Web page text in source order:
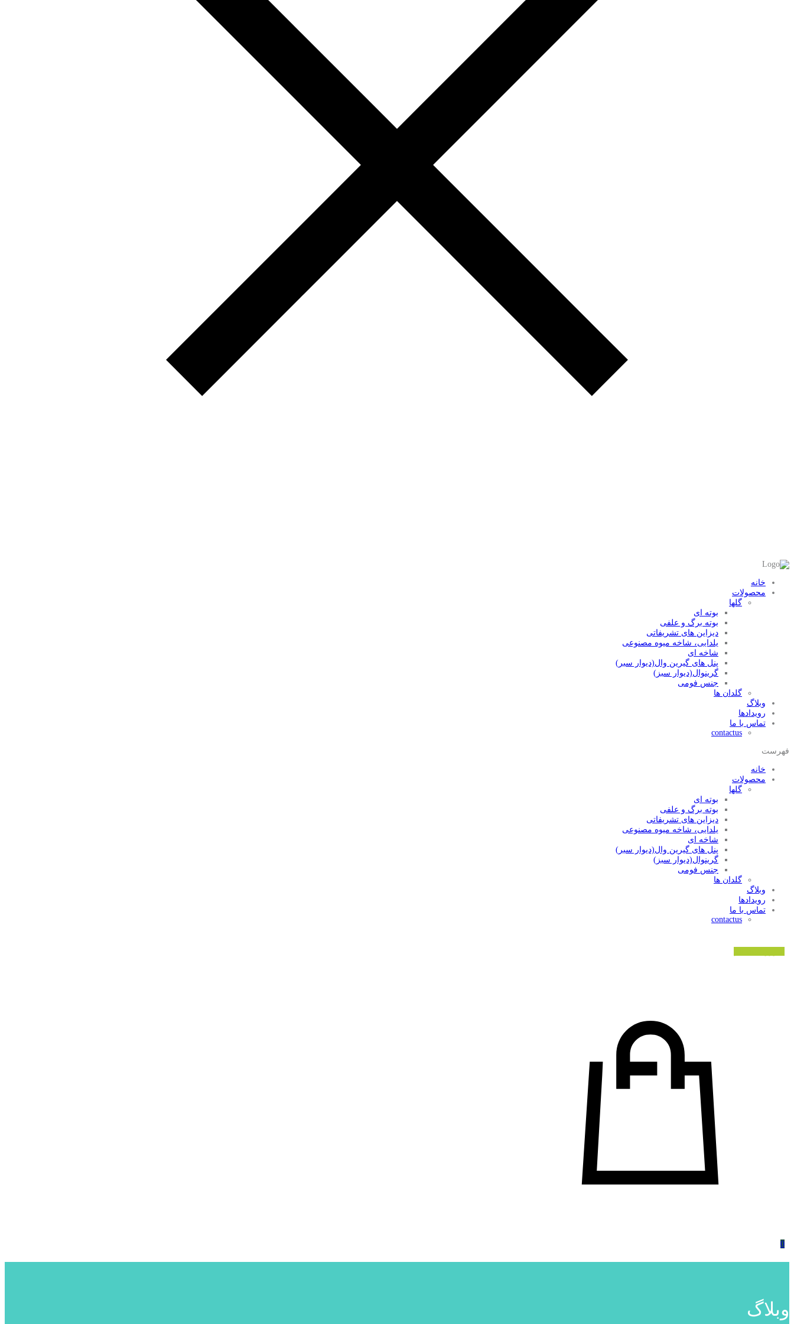
خانه
محصولات
گلها
بوته ای
بوته برگ و علفی
دیزاین های تشریفاتی
یلدایی، شاخه میوه مصنوعی
شاخه ای
پنل های گیرین وال(دیوار سبر)
گرینوال(دیوار سبز)
جنس فومی
گلدان ها
وبلاگ
رویدادها
تماس با ما
contactus
فهرست
خانه
محصولات
گلها
بوته ای
بوته برگ و علفی
دیزاین های تشریفاتی
یلدایی، شاخه میوه مصنوعی
شاخه ای
پنل های گیرین وال(دیوار سبر)
گرینوال(دیوار سبز)
جنس فومی
گلدان ها
وبلاگ
رویدادها
تماس با ما
contactus
0
وبلاگ